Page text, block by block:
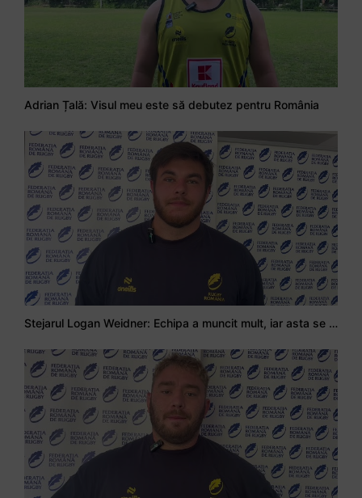
Adrian Țală: Visul meu este să debutez pentru România
Stejarul Logan Weidner: Echipa a muncit mult, iar asta se va vedea în meciurile de la Nations Cup